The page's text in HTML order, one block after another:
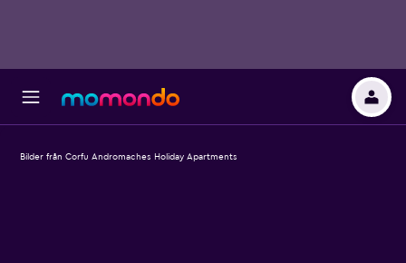
Bilder från Corfu Andromaches Holiday Apartments